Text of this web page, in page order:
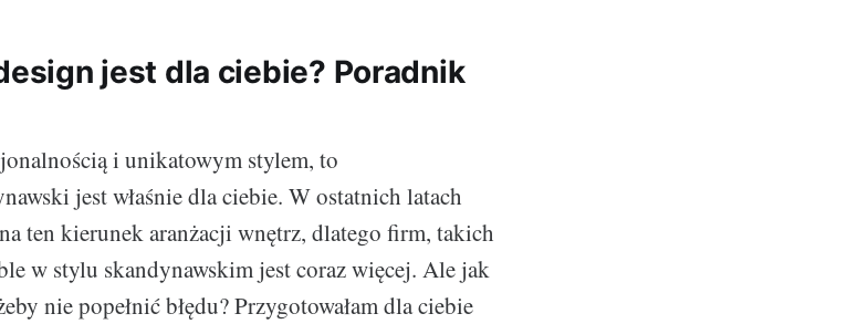
jest dla ciebie? Poradnik
i unikatowym stylem, to
jest właśnie dla ciebie. W ostatnich latach
ten kierunek aranżacji wnętrz, dlatego firm, takich
w stylu skandynawskim jest coraz więcej. Ale jak
nie popełnić błędu? Przygotowałam dla ciebie